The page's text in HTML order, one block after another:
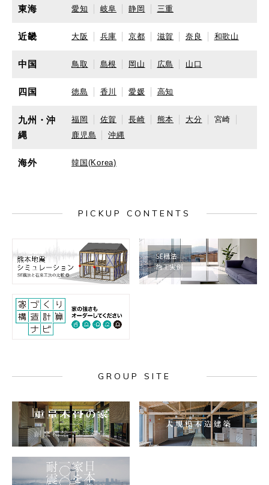
東海 愛知 岐阜 静岡 三重
近畿 大阪 兵庫 京都 滋賀 奈良 和歌山
中国 鳥取 島根 岡山 広島 山口
四国 徳島 香川 愛媛 高知
九州・沖
縄
福岡 佐賀 長崎 熊本 大分
宮崎
鹿児島
沖縄
海外 韓国(Korea)
PICKUP CONTENTS
GROUP SITE